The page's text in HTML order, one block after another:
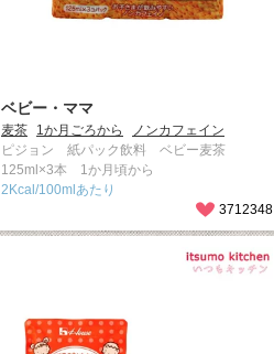
ベビー・ママ
麦茶 1か月ごろから
ノンカフェイン
ピジョン 紙パック飲料 ベビー麦茶
125ml×3本 1か月頃から
2Kcal/100mlあたり
3712348